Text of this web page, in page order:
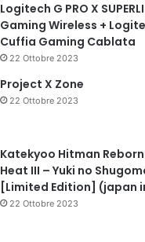
Logitech G PRO X
Gaming Wireless +
Cuffia Gaming Cablata
22 Ottobre 2023
Project X Zone
22 Ottobre 2023
Katekyoo Hitman
Heat III – Yuki no
[Limited Edition] (japan
22 Ottobre 2023